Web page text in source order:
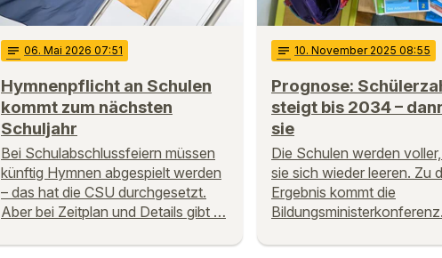
notes 06. Mai 2026 07:51
Hymnenpflicht an Schulen
kommt zum nächsten
Schuljahr
Bei Schulabschlussfeiern müssen
künftig Hymnen abgespielt werden
– das hat die CSU durchgesetzt.
Aber bei Zeitplan und Details gibt …
notes 10. November 2025 08:55
Prognose:
steigt bis 2034 –
sie
Die Schulen werden
sie sich wieder leeren. Zu
Ergebnis kommt die